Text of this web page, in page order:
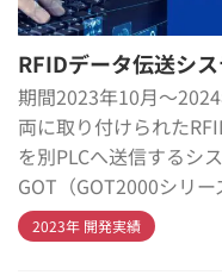
RFIDデータ伝送シス
期間2023年10月～
両に取り付けられた
を別PLCへ送信するシ
GOT（GOT2000シリー
2023年 開発実績